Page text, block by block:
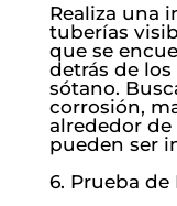
Realiza una
tuberías
que se
detrás de
sótano.
corrosión,
alrededor de
pueden ser
6. Prueba de